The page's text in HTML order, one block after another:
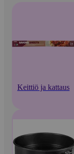
Keittiö ja kattaus